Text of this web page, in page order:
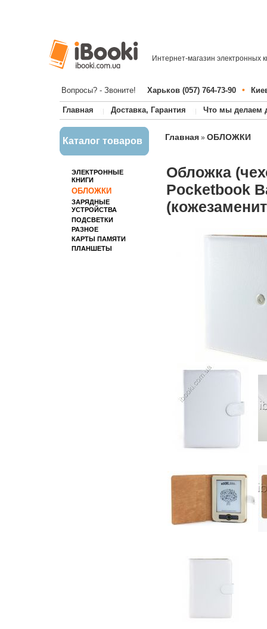
Интернет-магазин электронных
Вопросы? - Звоните! Харьков (057) 764-73-90 •
Главная Доставка, Гарантия Что мы делаем
Главная » ОБЛОЖКИ
Обложка
Pocketbook
Каталог товаров
ЭЛЕКТРОННЫЕ
КНИГИ
ОБЛОЖКИ
ЗАРЯДНЫЕ
УСТРОЙСТВА
ПОДСВЕТКИ
РАЗНОЕ
КАРТЫ ПАМЯТИ
ПЛАНШЕТЫ